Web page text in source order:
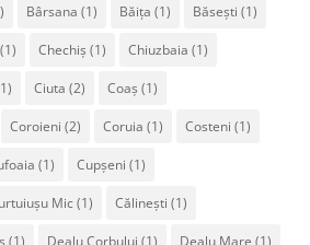
Bârsana (1) Băița (1) Băsești (1)
(1) Chechiș (1) Chiuzbaia (1)
Ciuta (2) Coaș (1)
Coroieni (2) Coruia (1) Costeni (1)
(1) Cupșeni (1)
Mic(1) Călinești (1)